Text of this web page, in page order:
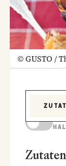
©GUSTO /
Zutaten